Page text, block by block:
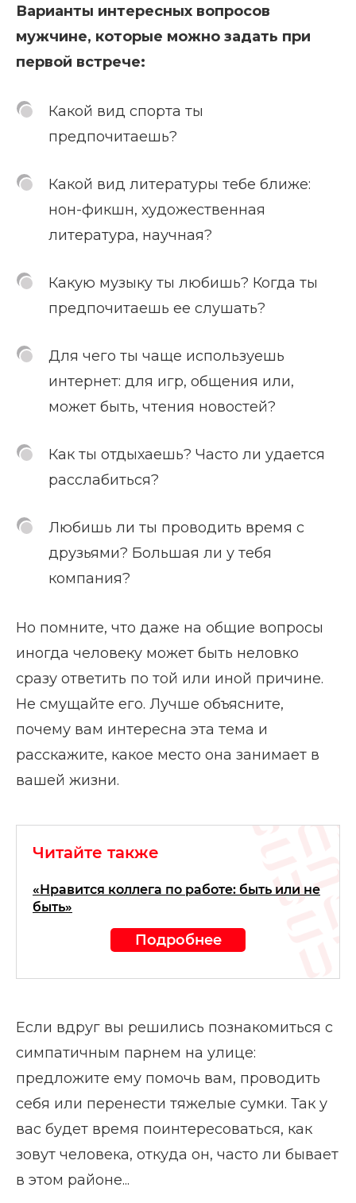
Варианты интересных вопросов
мужчине, которые можно задать при
первой встрече:
Какой вид спорта ты
предпочитаешь?
Какой вид литературы тебе ближе:
нон-фикшн, художественная
литература, научная?
Какую музыку ты любишь? Когда ты
предпочитаешь ее слушать?
Для чего ты чаще используешь
интернет: для игр, общения или,
может быть, чтения новостей?
Как ты отдыхаешь? Часто ли удается
расслабиться?
Любишь ли ты проводить время с
друзьями? Большая ли у тебя
компания?
Но помните, что даже на общие вопросы
иногда человеку может быть неловко
сразу ответить по той или иной причине.
Не смущайте его. Лучше объясните,
почему вам интересна эта тема и
расскажите, какое место она занимает в
вашей жизни.
Читайте также
«Нравится коллега по работе: быть или не
быть»
Подробнее
Если вдруг вы решились познакомиться с
симпатичным парнем на улице:
предложите ему помочь вам, проводить
себя или перенести тяжелые сумки. Так у
вас будет время поинтересоваться, как
зовут человека, откуда он, часто ли бывает
в этом районе...